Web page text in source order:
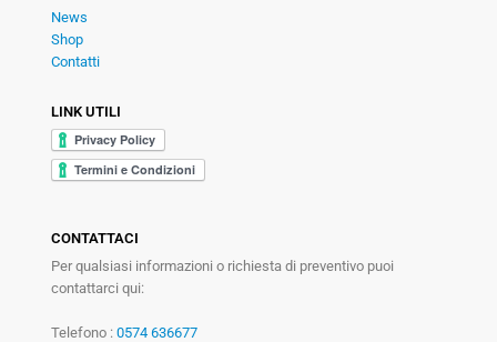
News
Shop
Contatti
LINK UTILI
CONTATTACI
Per qualsiasi informazioni o richiesta di preventivo puoi
contattarci qui:
Telefono : 0574 636677